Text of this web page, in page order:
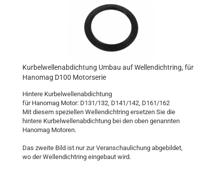
Kurbelwellenabdichtung Umbau auf Wellendichtring, für
Hanomag D100 Motorserie
Hintere Kurbelwellenabdichtung
für Hanomag Motor: D131/132, D141/142, D161/162
Mit diesem speziellen Wellendichtring ersetzen Sie die
hintere Kurbelwellenabdichtung bei den oben genannten
Hanomag Motoren.
Das zweite Bild ist nur zur Veranschaulichung abgebildet,
wo der Wellendichtring eingebaut wird.